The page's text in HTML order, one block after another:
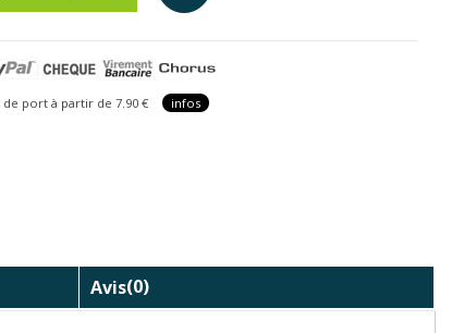
port à partir de 7.90 € infos
Avis(0)